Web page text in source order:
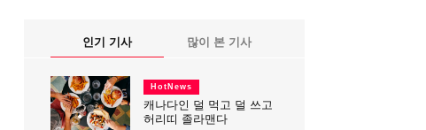
인기 기사 많이 본 기사
HotNews
캐나다인 덜 먹고 덜 쓰고
허리띠 졸라맨다